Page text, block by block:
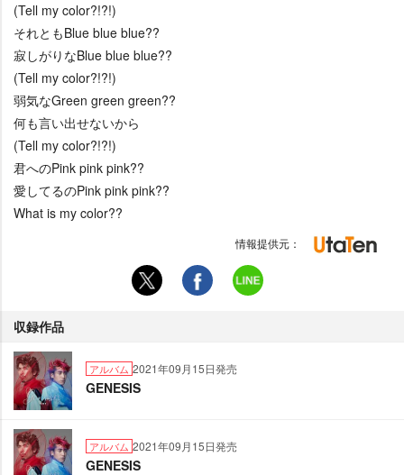
(Tell my color?!?!)
それともBlue blue blue??
寂しがりなBlue blue blue??
(Tell my color?!?!)
弱気なGreen green green??
何も言い出せないから
(Tell my color?!?!)
君へのPink pink pink??
愛してるのPink pink pink??
What is my color??
情報提供元：
収録作品
アルバム 2021年09月15日発売
GENESIS
アルバム 2021年09月15日発売
GENESIS